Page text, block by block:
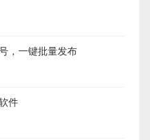
，一键批量发布
件